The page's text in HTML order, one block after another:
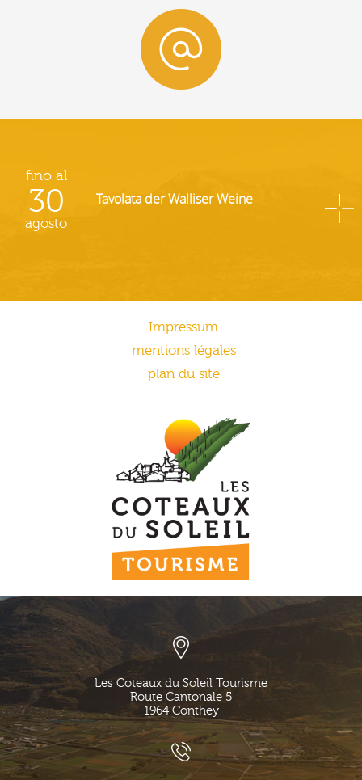
fino al
30
agosto
Tavolata der Walliser Weine
Impressum
mentions légales
plan du site
Les Coteaux du Soleil Tourisme
Route Cantonale 5
1964 Conthey